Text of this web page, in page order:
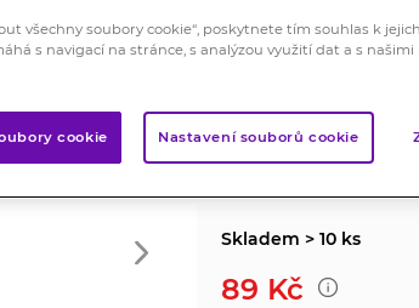
Zdravotnický prostředek
Bavlněné rukavice pro
Značka: Abena
Hodnocení
Skladem > 10 ks
89 Kč
všechny soubory cookie“, poskytnete tím souhlas k
s navigací na stránce, s analýzou využití dat a s
cookie Nastavení souborů cookie